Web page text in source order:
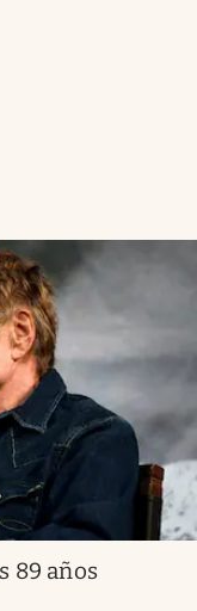
89 años